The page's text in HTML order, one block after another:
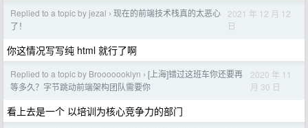
Replied to a topic by jezal › 现在的前端技术栈真的太恶心
了！
2021 年 12 月 12
日
你这情况写写纯 html 就行了啊
Replied to a topic by Brooooooklyn › [上海]错过这班车你还要再
等多久？字节跳动前端架构团队需要你
2020 年 11
月 30 日
看上去是一个 以培训为核心竞争力的部门